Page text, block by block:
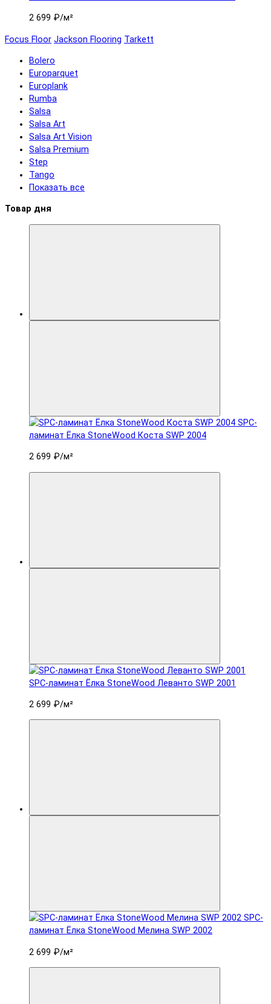
2 699 ₽/м²
Focus Floor Jackson Flooring Tarkett
Bolero
Europarquet
Europlank
Rumba
Salsa
Salsa Art
Salsa Art Vision
Salsa Premium
Step
Tango
Показать все
Товар дня
SPC-
ламинат Ëлка StoneWood Коста SWP 2004
2 699 ₽/м²
SPC-ламинат Ëлка StoneWood Леванто SWP 2001
2 699 ₽/м²
SPC-
ламинат Ëлка StoneWood Мелина SWP 2002
2 699 ₽/м²